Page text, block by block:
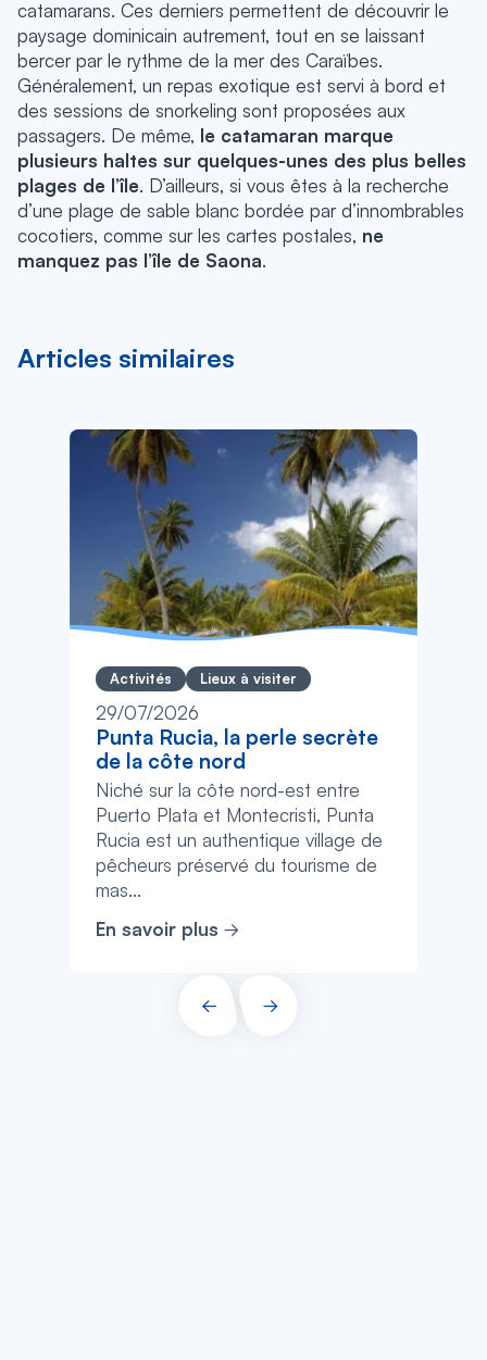
catamarans. Ces derniers permettent de découvrir le
paysage dominicain autrement, tout en se laissant
bercer par le rythme de la mer des Caraïbes.
Généralement, un repas exotique est servi à bord et
des sessions de snorkeling sont proposées aux
passagers. De même, le catamaran marque
plusieurs haltes sur quelques-unes des plus belles
plages de l’île. D’ailleurs, si vous êtes à la recherche
d’une plage de sable blanc bordée par d’innombrables
cocotiers, comme sur les cartes postales, ne
manquez pas l’île de Saona.
Articles similaires
Activités Lieux à visiter
29/07/2026
Punta Rucia, la perle secrète
de la côte nord
Niché sur la côte nord-est entre
Puerto Plata et Montecristi, Punta
Rucia est un authentique village de
pêcheurs préservé du tourisme de
mas...
En savoir plus
PRÉCÉDENT
SUIVANT